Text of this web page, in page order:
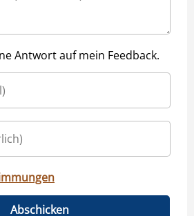
Antwort auf mein Feedback.
Abschicken